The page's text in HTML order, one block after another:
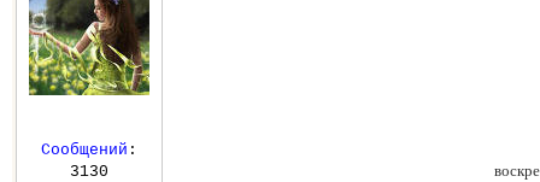
Сообщений :
3130